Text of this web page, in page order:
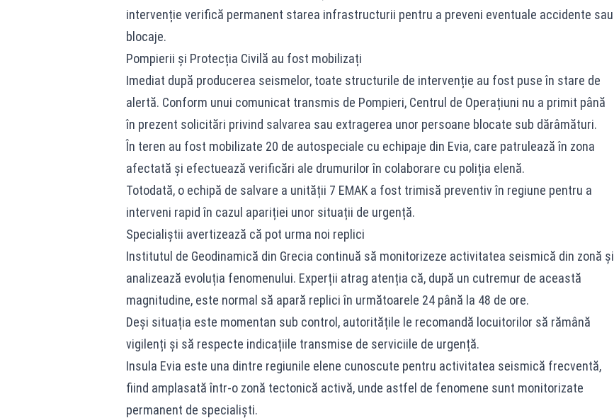
intervenție verifică permanent starea infrastructurii pentru a preveni eventuale accidente sau
blocaje.
Pompierii și Protecția Civilă au fost mobilizați
Imediat după producerea seismelor, toate structurile de intervenție au fost puse în stare de
alertă. Conform unui comunicat transmis de Pompieri, Centrul de Operațiuni nu a primit până
în prezent solicitări privind salvarea sau extragerea unor persoane blocate sub dărâmături.
În teren au fost mobilizate 20 de autospeciale cu echipaje din Evia, care patrulează în zona
afectată și efectuează verificări ale drumurilor în colaborare cu poliția elenă.
Totodată, o echipă de salvare a unității 7 EMAK a fost trimisă preventiv în regiune pentru a
interveni rapid în cazul apariției unor situații de urgență.
Specialiștii avertizează că pot urma noi replici
Institutul de Geodinamică din Grecia continuă să monitorizeze activitatea seismică din zonă și
analizează evoluția fenomenului. Experții atrag atenția că, după un cutremur de această
magnitudine, este normal să apară replici în următoarele 24 până la 48 de ore.
Deși situația este momentan sub control, autoritățile le recomandă locuitorilor să rămână
vigilenți și să respecte indicațiile transmise de serviciile de urgență.
Insula Evia este una dintre regiunile elene cunoscute pentru activitatea seismică frecventă,
fiind amplasată într-o zonă tectonică activă, unde astfel de fenomene sunt monitorizate
permanent de specialiști.